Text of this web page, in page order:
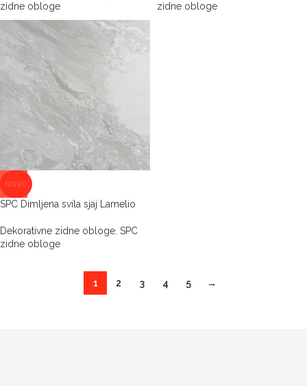
zidne obloge
zidne obloge
NOVO
SPC Dimljena svila sjaj Lamelio
Dekorativne zidne obloge SPC
zidne obloge
1 2 3 4 5 →